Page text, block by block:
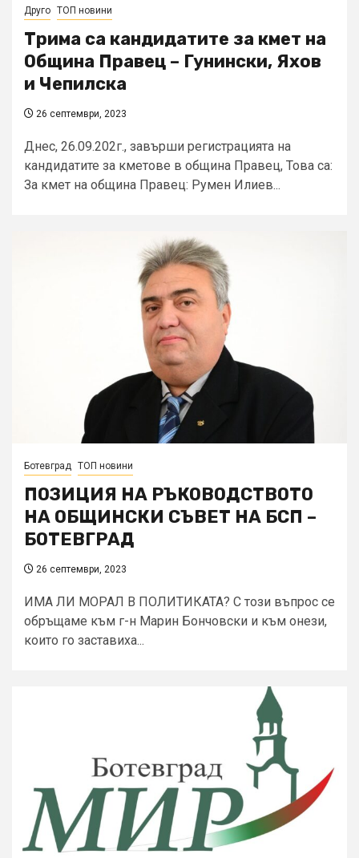
Друго ТОП новини
Трима са кандидатите за кмет на
Община Правец – Гунински, Яхов
и Чепилска
26 септември, 2023
Днес, 26.09.202г., завърши регистрацията на
кандидатите за кметове в община Правец, Това са:
За кмет на община Правец: Румен Илиев...
Ботевград ТОП новини
ПОЗИЦИЯ НА РЪКОВОДСТВОТО
НА ОБЩИНСКИ СЪВЕТ НА БСП –
БОТЕВГРАД
26 септември, 2023
ИМА ЛИ МОРАЛ В ПОЛИТИКАТА? С този въпрос се
обръщаме към г-н Марин Бончовски и към онези,
които го заставиха...